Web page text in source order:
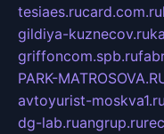
tesiaes.rucard.com.ru
gildiya-kuznecov.ru
griffoncom.spb.ru
PARK-
avtoyurist-moskva1.ru
dg-lab.ruangrup.ru